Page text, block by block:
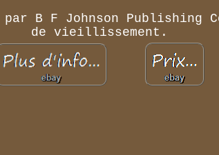
B F Johnson Publishing
de vieillissement.